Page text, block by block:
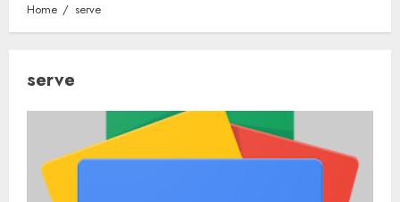
Home serve
serve